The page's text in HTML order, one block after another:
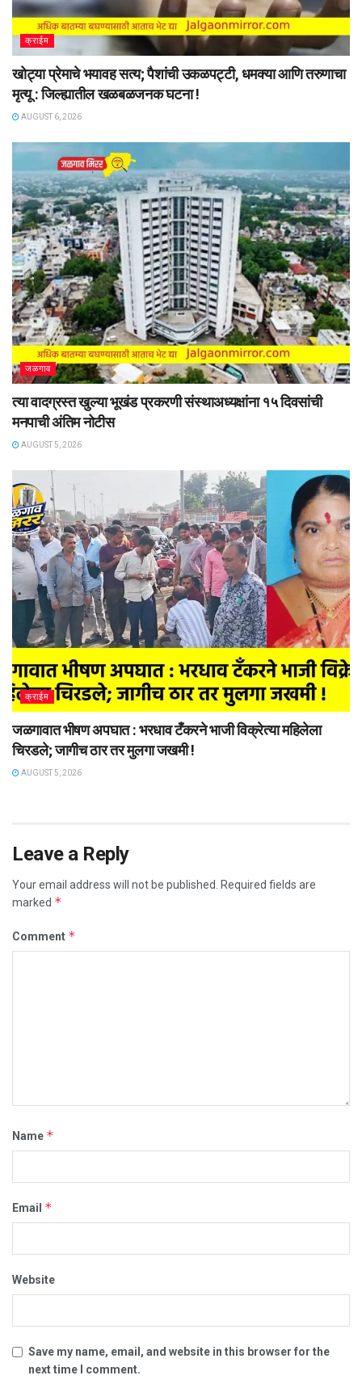
क्राईम
खोट्या प्रेमाचे भयावह सत्य; पैशांची उकळपट्टी, धमक्या आणि तरुणाचा
मृत्यू : जिल्ह्यातील खळबळजनक घटना !
AUGUST 6, 2026
जळगाव
त्या वादग्रस्त खुल्या भूखंड प्रकरणी संस्थाअध्यक्षांना १५ दिवसांची
मनपाची अंतिम नोटीस
AUGUST 5, 2026
क्राईम
जळगावात भीषण अपघात : भरधाव टँकरने भाजी विक्रेत्या महिलेला
चिरडले; जागीच ठार तर मुलगा जखमी !
AUGUST 5, 2026
Leave a Reply
Your email address will not be published.
Required fields are
marked *
Comment *
Name *
Email *
Website
Save my name, email, and website in this browser for the
next time I comment.